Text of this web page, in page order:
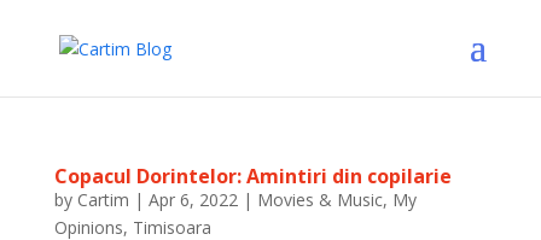
Copacul Dorintelor: Amintiri din copilarie
by Cartim | Apr 6, 2022| Movies & Music, My
Opinions, Timisoara